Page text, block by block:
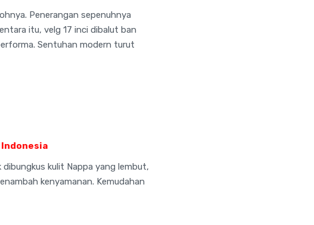
Penerangan sepenuhnya
itu, velg 17 inci dibalut ban
Sentuhan modern turut
Indonesia
kulit Nappa yang lembut,
kenyamanan. Kemudahan